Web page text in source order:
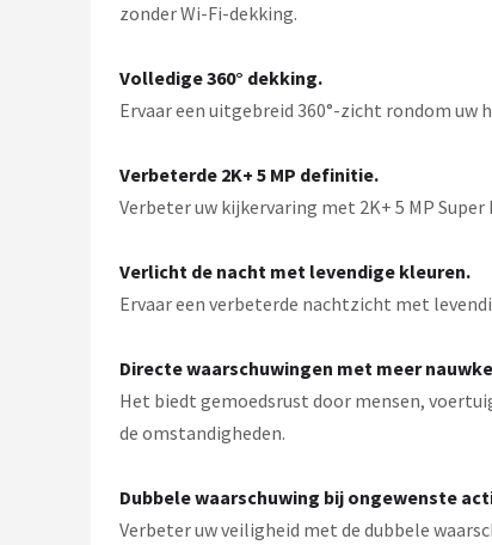
zonder Wi-Fi-dekking.
Volledige 360° dekking.
Ervaar een uitgebreid 360°-zicht rondom
Verbeterde 2K+ 5 MP definitie.
Verbeter uw kijkervaring met 2K+ 5 MP
Verlicht de nacht met levendige kleuren.
Ervaar een verbeterde nachtzicht met
Directe waarschuwingen met meer
Het biedt gemoedsrust door mensen,
de omstandigheden.
Dubbele waarschuwing bij ongewenste
Verbeter uw veiligheid met de dubbele